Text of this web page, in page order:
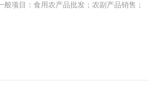
项目：食用农产品批发；农副产品销售；